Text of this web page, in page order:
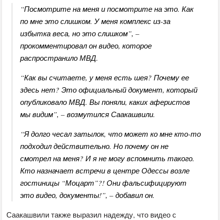
“Посмотрите на меня и посмотрите на это. Как
по мне это слишком. У меня комплекс из-за
избытка веса, но это слишком”, –
прокомментировал он видео, которое
распространило МВД.
“Как вы считаете, у меня есть шея? Почему ее
здесь нет? Это официальный документ, который
опубликовало МВД. Вы поняли, каких аферистов
мы видим”, – возмутился Саакашвили.
“Я долго чесал затылок, что может ко мне кто-то
подходил действительно. Но почему он не
смотрел на меня? И я не могу вспомнить такого.
Кто назначает встречи в центре Одессы возле
гостиницы “Моцарт”?! Они фальсифицируют
это видео, документы!”, – добавил он.
Саакашвили также выразил надежду, что видео с